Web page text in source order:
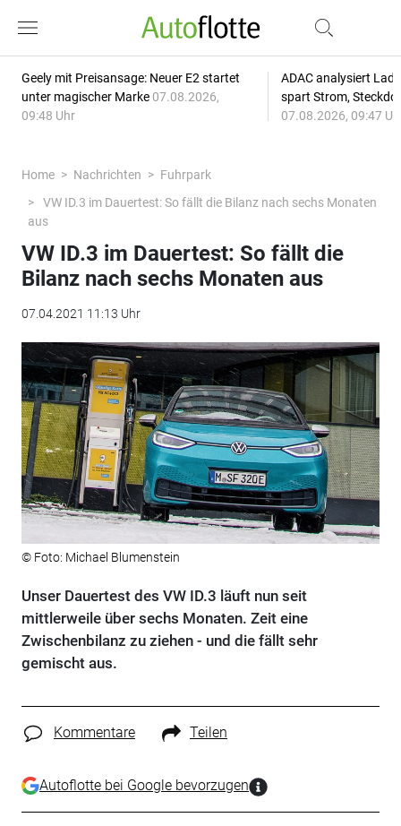
Geely mit Preisansage: Neuer E2 startet
unter magischer Marke 07.08.2026,
09:48 Uhr
ADAC analysiert
spart Strom,
07.08.2026, 09:47
Home Nachrichten
Fuhrpark
VW ID.3 im Dauertest: So fällt die Bilanz nach sechs Monaten
aus
VW ID.3 im Dauertest: So fällt die
Bilanz nach sechs Monaten aus
07.04.2021 11:13 Uhr
© Foto: Michael Blumenstein
Unser Dauertest des VW ID.3 läuft nun seit
mittlerweile über sechs Monaten. Zeit eine
Zwischenbilanz zu ziehen - und die fällt sehr
gemischt aus.
Kommentare Teilen
Autoflotte bei Google bevorzugen